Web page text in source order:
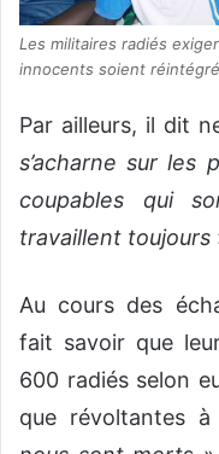
Les militaires radiés
innocents soient
Par ailleurs, il dit
s’acharne sur les
coupables qui
travaillent toujours
Au cours des
fait savoir que
600 radiés selon
que révoltantes